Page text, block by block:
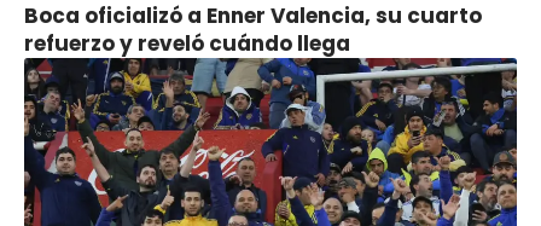
Boca oficializó a Enner Valencia, su cuarto
refuerzo y reveló cuándo llega